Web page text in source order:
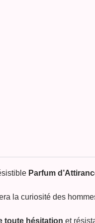
Parfum
la curiosité des
toute hésitation et